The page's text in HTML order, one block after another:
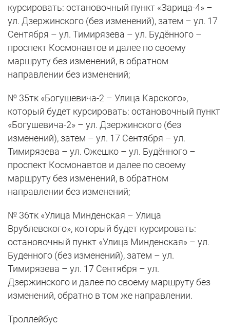
курсировать: остановочный пункт «Зарица-4» –
ул. Дзержинского (без изменений), затем – ул. 17
Сентября – ул. Тимирязева – ул. Будённого –
проспект Космонавтов и далее по своему
маршруту без изменений, в обратном
направлении без изменений;
№ 35тк «Богушевича-2 – Улица Карского»,
который будет курсировать: остановочный пункт
«Богушевича-2» – ул. Дзержинского (без
изменений), затем – ул. 17 Сентября – ул.
Тимирязева – ул. Ожешко – ул. Будённого –
проспект Космонавтов и далее по своему
маршруту без изменений, в обратном
направлении без изменений;
№ 36тк «Улица Минденская – Улица
Врублевского», который будет курсировать:
остановочный пункт «Улица Минденская» – ул.
Буденного (без изменений), затем – ул.
Тимирязева – ул. 17 Сентября – ул.
Дзержинского и далее по своему маршруту без
изменений, обратно в том же направлении.
Троллейбус